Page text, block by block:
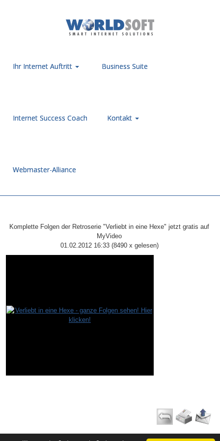
Ihr Internet Auftritt Business Suite
Internet Success Coach Kontakt
Webmaster-Alliance
Komplette Folgen der Retroserie "Verliebt in eine Hexe" jetzt gratis auf
MyVideo
01.02.2012 16:33(8490 x gelesen)